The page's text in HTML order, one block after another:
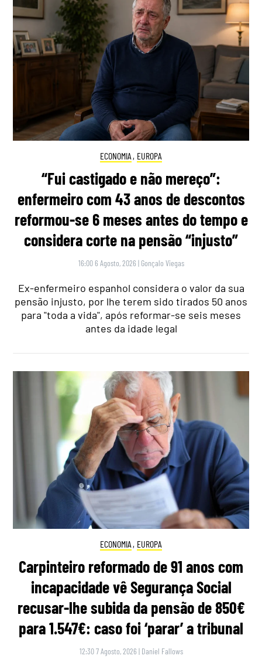
ECONOMIA , EUROPA
“Fui castigado e não mereço”:
enfermeiro com 43 anos de descontos
reformou-se 6 meses antes do tempo e
considera corte na pensão “injusto”
16:00 6 Agosto, 2026 | Gonçalo Viegas
Ex-enfermeiro espanhol considera o valor da sua
pensão injusto, por lhe terem sido tirados 50 anos
para "toda a vida", após reformar-se seis meses
antes da idade legal
ECONOMIA , EUROPA
Carpinteiro reformado de 91 anos com
incapacidade vê Segurança Social
recusar-lhe subida da pensão de 850€
para 1.547€: caso foi ‘parar’ a tribunal
12:30 7 Agosto, 2026 | Daniel Fallows